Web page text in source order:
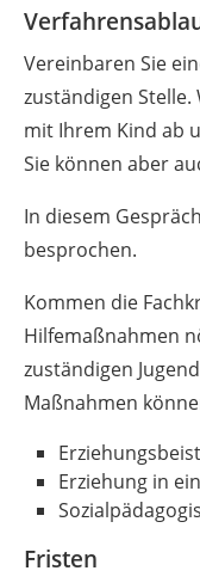
Vereinbaren Sie
zuständigen
mit Ihrem Kind ab
Sie können aber
In diesem
besprochen.
Kommen die
Hilfemaßnahmen
zuständigen
Maßnahmen
Erziehung in
Fristen